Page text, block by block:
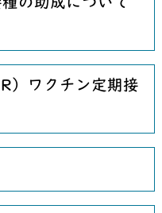
の助成について
）ワクチン定期接